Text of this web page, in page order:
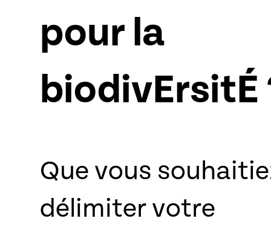
pour la
biodivErsitÉ
Que vous
délimiter votre